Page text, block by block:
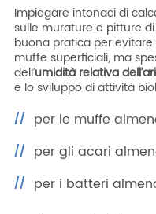
Impiegare intonaci di
sulle murature e pitture
buona pratica per evitare
muffe superficiali, ma
dell’umidità relativa
e lo sviluppo di attività
per le muffe
per gli acari
per i batteri